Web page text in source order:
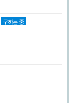
구하는 중